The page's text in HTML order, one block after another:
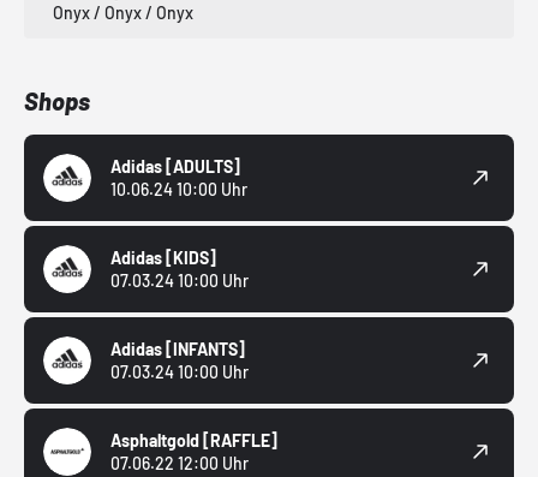
Onyx / Onyx / Onyx
Shops
Adidas [ADULTS]
10.06.24 10:00 Uhr
Adidas [KIDS]
07.03.24 10:00 Uhr
Adidas [INFANTS]
07.03.24 10:00 Uhr
Asphaltgold [RAFFLE]
07.06.22 12:00 Uhr